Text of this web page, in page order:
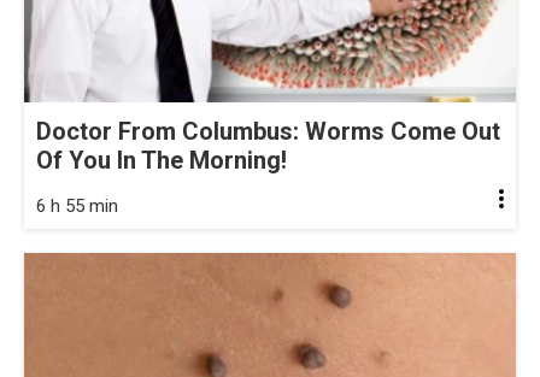
Doctor From Columbus: Worms Come Out
Of You In The Morning!
6 h 55 min